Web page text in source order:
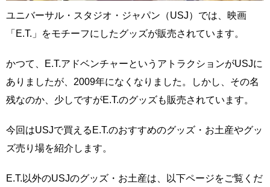
ユニバーサル・スタジオ・ジャパン（USJ）では、映画
「E.T.」をモチーフにしたグッズが販売されています。
かつて、E.T.アドベンチャーというアトラクションがUSJに
ありましたが、2009年になくなりました。しかし、その名
残なのか、少しですがE.T.のグッズも販売されています。
今回はUSJで買えるE.T.のおすすめのグッズ・お土産やグッ
ズ売り場を紹介します。
E.T.以外のUSJのグッズ・お土産は、以下ページをご覧くだ